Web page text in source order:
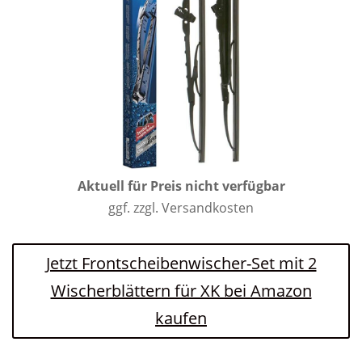
Aktuell für Preis nicht verfügbar
ggf. zzgl. Versandkosten
Jetzt Frontscheibenwischer-Set mit 2
Wischerblättern für XK bei Amazon
kaufen